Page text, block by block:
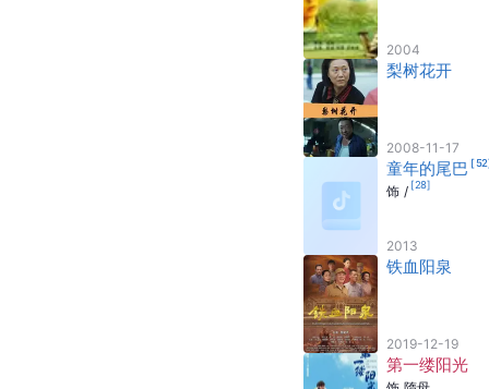
2004
梨树花开
2008-11-17
童年的尾巴 [52
饰 / [28]
2013
铁血阳泉
2019-12-19
第一缕阳光